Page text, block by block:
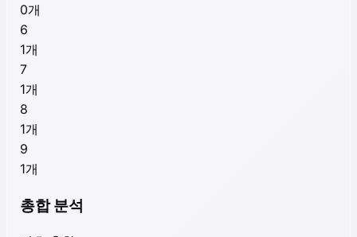
0개
6
1개
7
1개
8
1개
9
1개
총합 분석